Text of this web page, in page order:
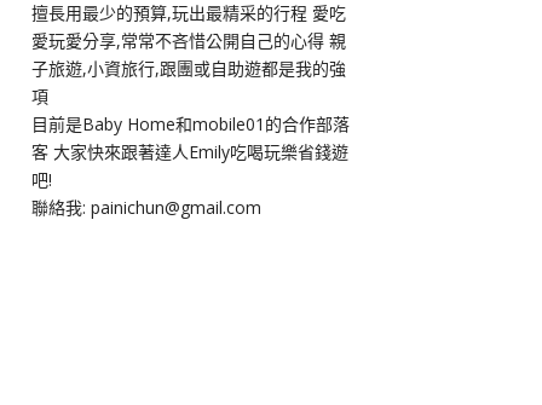
擅長用最少的預算,玩出最精采的行程 愛吃
愛玩愛分享,常常不吝惜公開自己的心得 親
子旅遊,小資旅行,跟團或自助遊都是我的強
項
目前是Baby Home和mobile01的合作部落
客 大家快來跟著達人Emily吃喝玩樂省錢遊
吧!
聯絡我: painichun@gmail.com